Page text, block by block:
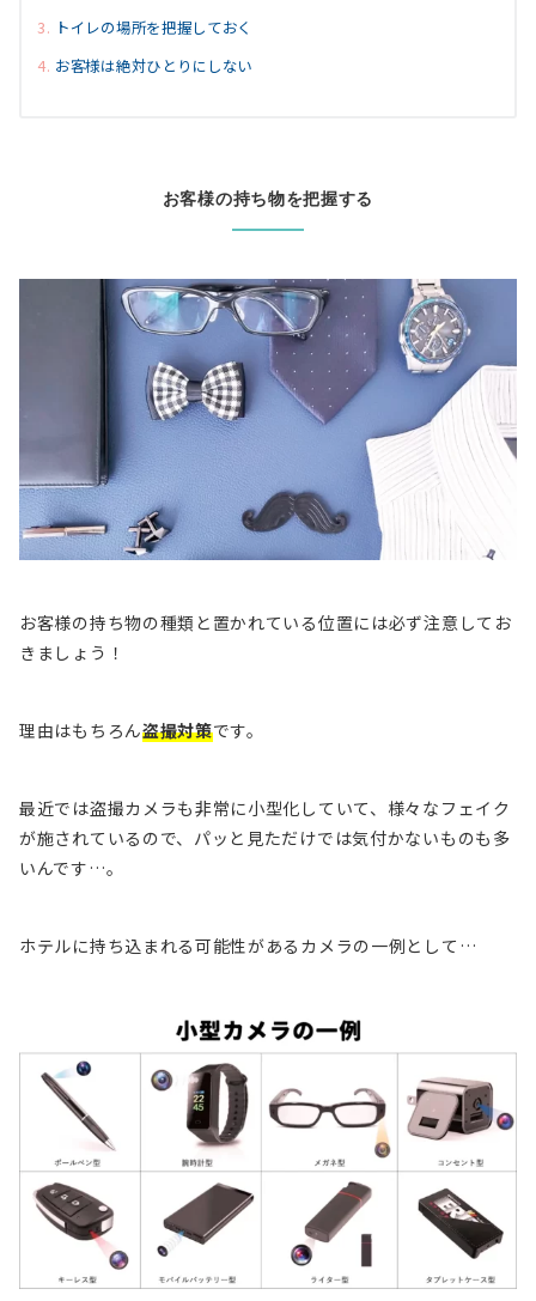
トイレの場所を把握しておく
お客様は絶対ひとりにしない
お客様の持ち物を把握する
お客様の持ち物の種類と置かれている位置には必ず注意してお
きましょう！
理由はもちろん盗撮対策です。
最近では盗撮カメラも非常に小型化していて、様々なフェイク
が施されているので、パッと見ただけでは気付かないものも多
いんです…。
ホテルに持ち込まれる可能性があるカメラの一例として…